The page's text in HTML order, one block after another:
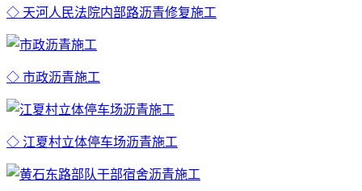
◇ 天河人民法院内部路沥青修复施工
◇ 市政沥青施工
◇ 江夏村立体停车场沥青施工